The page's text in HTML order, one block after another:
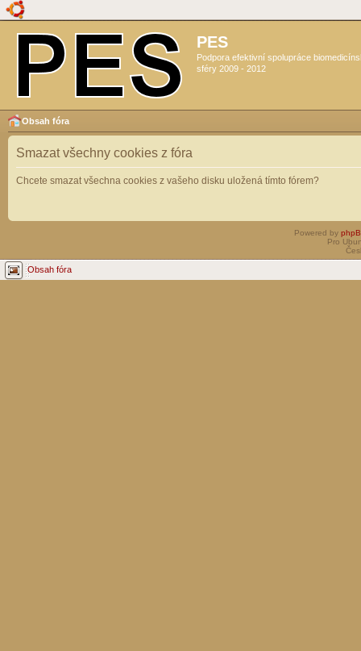
PES
Podpora efektivní spolupráce
sféry 2009 - 2012
Obsah fóra
Smazat všechny cookies z fóra
Chcete smazat všechna cookies z vašeho disku uložená tímto fórem?
Powered by
Pro
Obsah fóra